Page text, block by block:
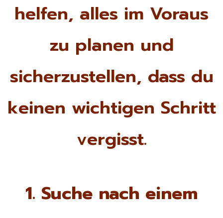
helfen, alles im Voraus
zu planen und
sicherzustellen, dass du
keinen wichtigen Schritt
vergisst.
1. Suche nach einem